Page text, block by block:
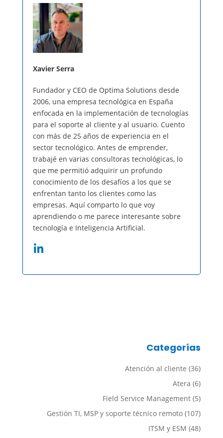
Xavier Serra
Fundador y CEO de Optima Solutions desde
2006, una empresa tecnológica en España
enfocada en la implementación de tecnologías
para el soporte al cliente y al usuario. Cuento
con más de 25 años de experiencia en el
sector tecnológico. Antes de emprender,
trabajé en varias consultoras tecnológicas, lo
que me permitió adquirir un profundo
conocimiento de los desafíos a los que se
enfrentan tanto los clientes como las
empresas. Aquí comparto lo que voy
aprendiendo o me parece interesante sobre
tecnología e Inteligencia Artificial.
Categorías
Atención al cliente (36)
Atera (6)
Field Service Management (5)
Gestión TI, MSP y soporte técnico remoto (107)
ITSM y ESM (48)